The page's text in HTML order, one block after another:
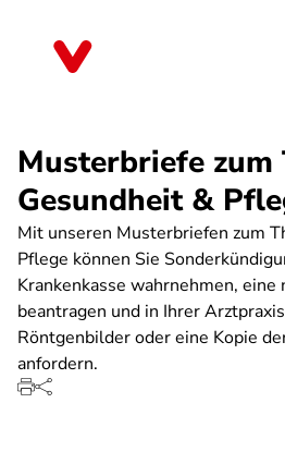
Musterbriefe zum
Gesundheit &
Mit unseren Musterbriefen zum
Pflege können Sie
Krankenkasse wahrnehmen,
beantragen und in Ihrer
Röntgenbilder oder eine Kopie
anfordern.